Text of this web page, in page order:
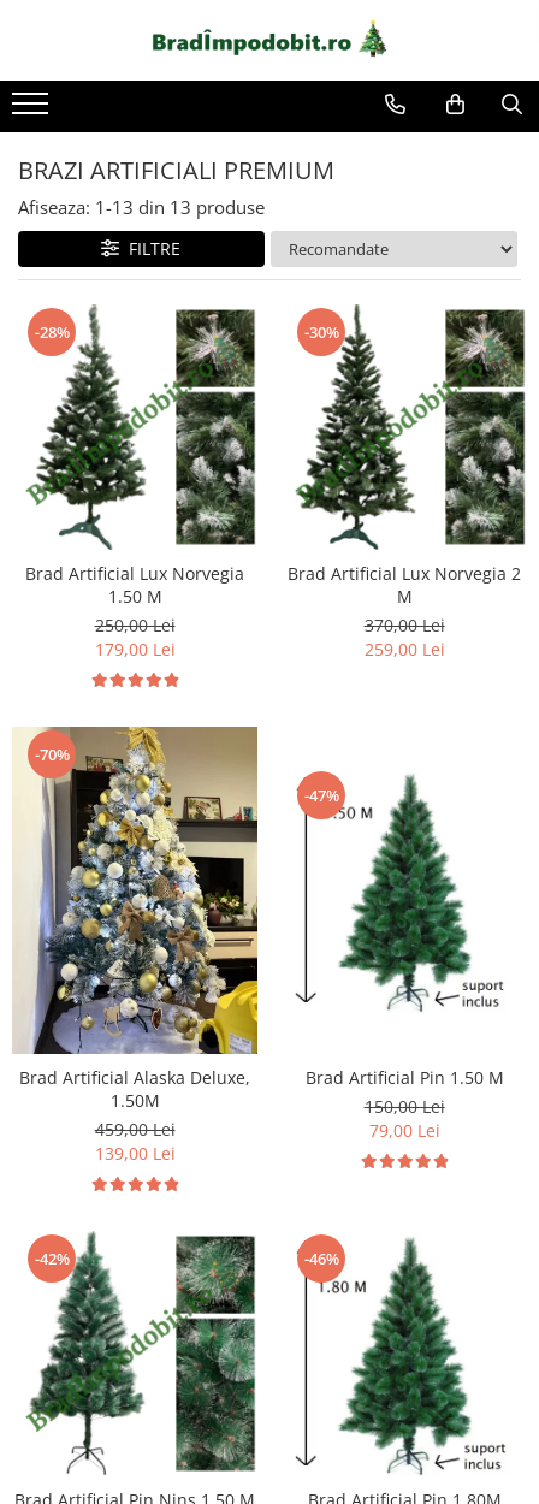
BRAZI ARTIFICIALI PREMIUM
Afiseaza: 1-13 din 13 produse
FILTRE
-28%
Brad Artificial Lux Norvegia
1.50 M
250,00 Lei
179,00 Lei
-30%
Brad Artificial Lux Norvegia 2
M
370,00 Lei
259,00 Lei
-70%
Brad Artificial Alaska Deluxe,
1.50M
459,00 Lei
139,00 Lei
-47%
Brad Artificial Pin 1.50 M
150,00 Lei
79,00 Lei
-42% -46%